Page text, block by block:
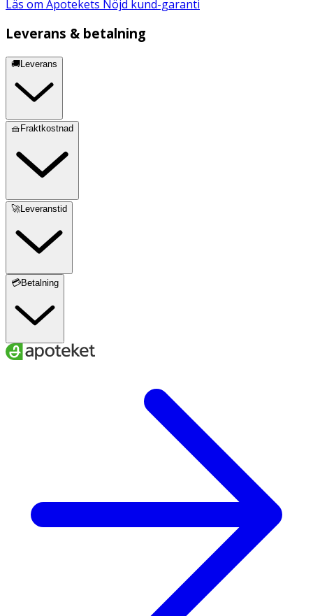
Läs om Apotekets Nöjd kund-garanti
Leverans & betalning
🚚Leverans
🧺Fraktkostnad
🚀Leveranstid
💳Betalning